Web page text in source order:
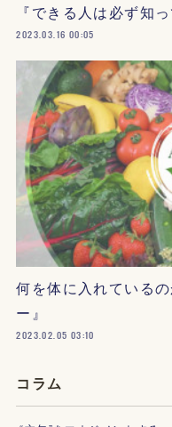
『できる人は必ず知
2023.03.16 00:05
何を体に入れている
ー』
2023.02.05 03:10
コラム